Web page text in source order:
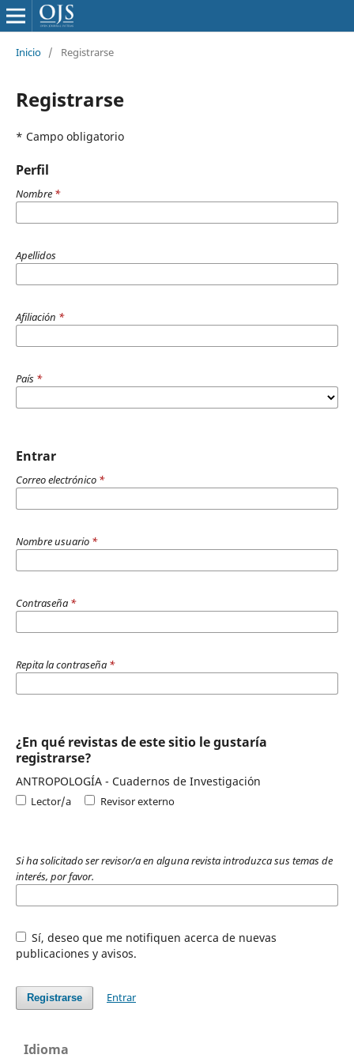
Inicio / Registrarse
Registrarse
* Campo obligatorio
Perfil
Nombre *
Apellidos
Afiliación *
País *
Entrar
Correo electrónico *
Nombre usuario *
Contraseña *
Repita la contraseña *
¿En qué revistas de este sitio le gustaría
registrarse?
ANTROPOLOGÍA - Cuadernos de Investigación
Lector/a Revisor externo
Si ha solicitado ser revisor/a en alguna revista introduzca sus temas de
interés, por favor.
Sí, deseo que me notifiquen acerca de nuevas
publicaciones y avisos.
Registrarse Entrar
Idioma